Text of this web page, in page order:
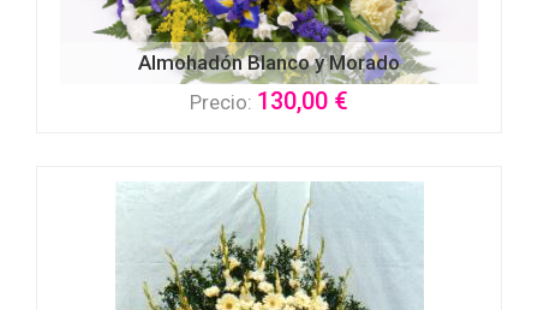
Almohadón Blanco y Morado
Precio: 130,00 €